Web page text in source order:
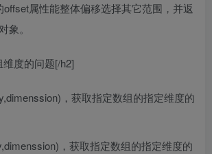
offset属性能整体偏移选择其它范围，并返
象。
度的问题[/h2]
，获取指定数组的指定维度的
，获取指定数组的指定维度的